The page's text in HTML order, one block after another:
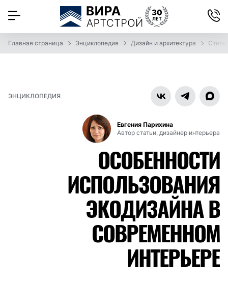
Главная страница Энциклопедия Дизайн и архитектура Стили
ЭНЦИКЛОПЕДИЯ
Евгения Парихина
Автор статьи, дизайнер интерьера
ОСОБЕННОСТИ
ИСПОЛЬЗОВАНИЯ
ЭКОДИЗАЙНА В
СОВРЕМЕННОМ
ИНТЕРЬЕРЕ